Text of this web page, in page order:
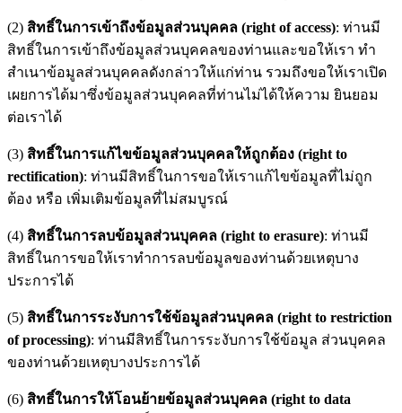
(2) สิทธิ์ในการเข้าถึงข้อมูลส่วนบุคคล (right of access): ท่านมี
สิทธิ์ในการเข้าถึงข้อมูลส่วนบุคคลของท่านและขอให้เรา ทำ
สำเนาข้อมูลส่วนบุคคลดังกล่าวให้แก่ท่าน รวมถึงขอให้เราเปิด
เผยการได้มาซึ่งข้อมูลส่วนบุคคลที่ท่านไม่ได้ให้ความ ยินยอม
ต่อเราได้
(3) สิทธิ์ในการแก้ไขข้อมูลส่วนบุคคลให้ถูกต้อง (right to
rectification): ท่านมีสิทธิ์ในการขอให้เราแก้ไขข้อมูลที่ไม่ถูก
ต้อง หรือ เพิ่มเติมข้อมูลที่ไม่สมบูรณ์
(4) สิทธิ์ในการลบข้อมูลส่วนบุคคล (right to erasure): ท่านมี
สิทธิ์ในการขอให้เราทำการลบข้อมูลของท่านด้วยเหตุบาง
ประการได้
(5) สิทธิ์ในการระงับการใช้ข้อมูลส่วนบุคคล (right to restriction
of processing): ท่านมีสิทธิ์ในการระงับการใช้ข้อมูล ส่วนบุคคล
ของท่านด้วยเหตุบางประการได้
(6) สิทธิ์ในการให้โอนย้ายข้อมูลส่วนบุคคล (right to data